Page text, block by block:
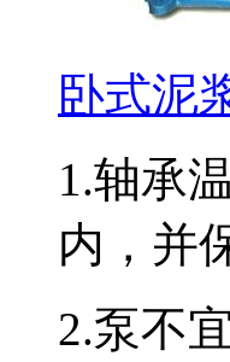
卧式泥
1.轴承
内，并
2.泵不